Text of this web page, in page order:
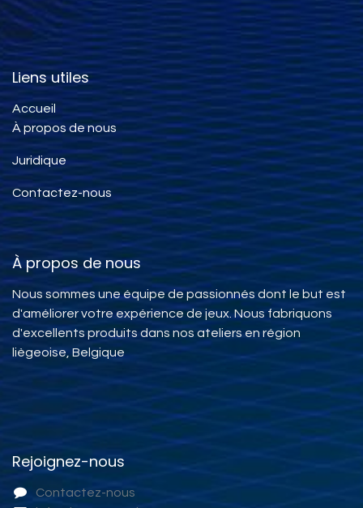
Liens utiles
Accueil
À propos de nous
Juridique
Contactez-nous
À propos de nous
Nous sommes une équipe de passionnés dont le but est
d'améliorer votre expérience de jeux. Nous fabriquons
d'excellents produits dans nos ateliers en région
liègeoise, Belgique
Rejoignez-nous
Contactez-nous